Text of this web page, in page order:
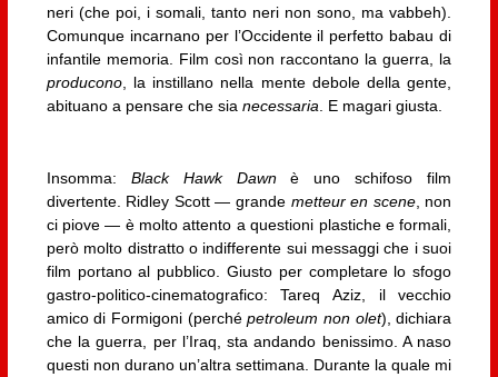
neri (che poi, i somali, tanto neri non sono, ma vabbeh).
Comunque incarnano per l’Occidente il perfetto babau di
infantile memoria. Film così non raccontano la guerra, la
producono, la instillano nella mente debole della gente,
abituano a pensare che sia necessaria. E magari giusta.
Insomma: Black Hawk Dawnè uno schifoso film
divertente. Ridley Scott — grande metteur en scene, non
ci piove — è molto attento a questioni plastiche e formali,
però molto distratto o indifferente sui messaggi che i suoi
film portano al pubblico. Giusto per completare lo sfogo
gastro-politico-cinematografico: Tareq Aziz, il vecchio
amico di Formigoni (perchépetroleum non olet), dichiara
che la guerra, per l’Iraq, sta andando benissimo. A naso
questi non durano un’altra settimana. Durante la quale mi